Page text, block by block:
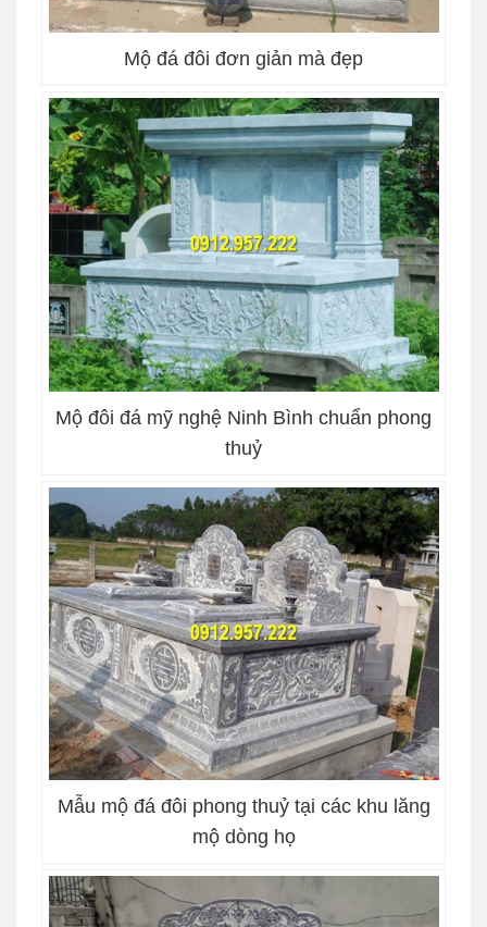
Mộ đá đôi đơn giản mà đẹp
Mộ đôi đá mỹ nghệ Ninh Bình chuẩn phong
thuỷ
Mẫu mộ đá đôi phong thuỷ tại các khu lăng
mộ dòng họ